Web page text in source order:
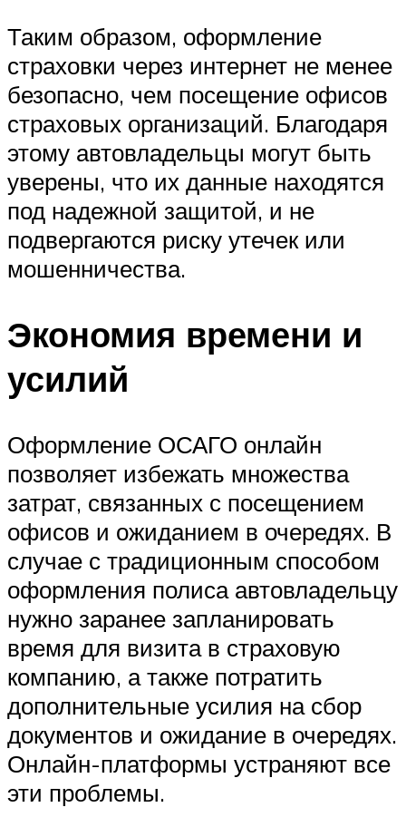
Таким образом, оформление
страховки через интернет не менее
безопасно, чем посещение офисов
страховых организаций. Благодаря
этому автовладельцы могут быть
уверены, что их данные находятся
под надежной защитой, и не
подвергаются риску утечек или
мошенничества.
Экономия времени и
усилий
Оформление ОСАГО онлайн
позволяет избежать множества
затрат, связанных с посещением
офисов и ожиданием в очередях. В
случае с традиционным способом
оформления полиса автовладельцу
нужно заранее запланировать
время для визита в страховую
компанию, а также потратить
дополнительные усилия на сбор
документов и ожидание в очередях.
Онлайн-платформы устраняют все
эти проблемы.